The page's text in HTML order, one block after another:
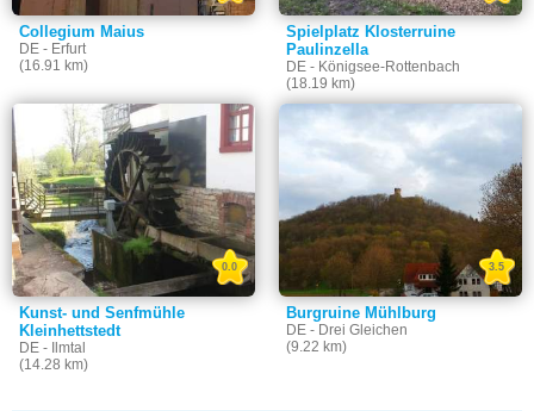
Collegium Maius
DE - Erfurt
(16.91 km)
Spielplatz Klosterruine
Paulinzella
DE - Königsee-Rottenbach
(18.19 km)
Kunst- und Senfmühle
Kleinhettstedt
DE - Ilmtal
(14.28 km)
0.0
Burgruine Mühlburg
DE - Drei Gleichen
(9.22 km)
3.5